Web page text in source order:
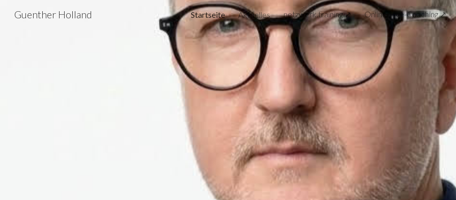
Skip to main content Skip to
Guenther Holland Startseite Aktuelles netzwerk.training ↗ Online-Live-Coaching ↗